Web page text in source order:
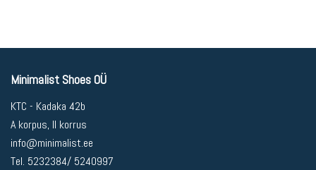
Minimalist Shoes OÜ
KTC - Kadaka 42b
A korpus, II korrus
info@minimalist.ee
Tel. 5232384/ 5240997